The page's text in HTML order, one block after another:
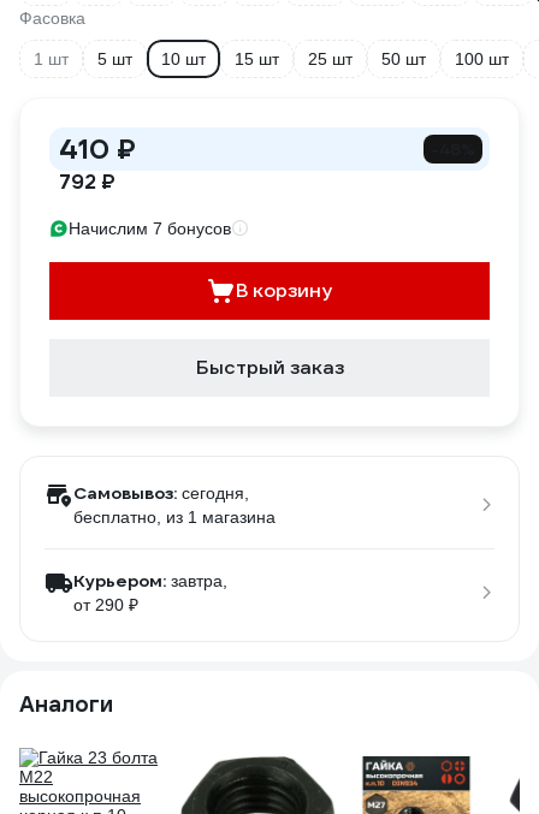
Фасовка
1 шт 5 шт 10 шт 15 шт 25 шт 50 шт 100 шт
410 ₽
792 ₽
Начислим 7 бонусов
В корзину
Быстрый заказ
Самовывоз: сегодня,
бесплатно , из 1 магазина
Курьером: завтра,
от 290 ₽
Аналоги